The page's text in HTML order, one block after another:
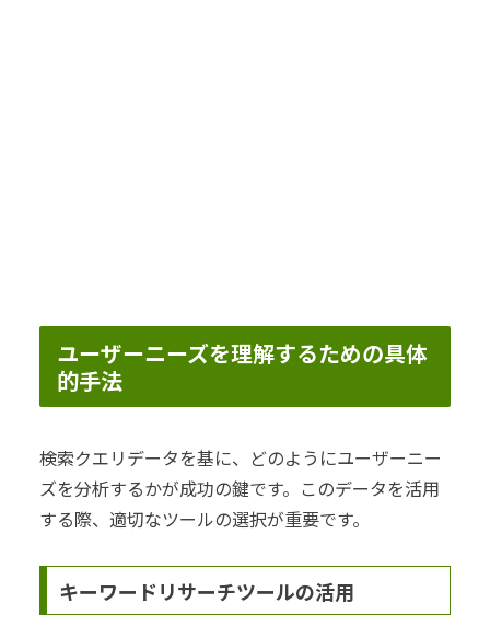
ユーザーニーズを理解するための具体
的手法
検索クエリデータを基に、どのようにユーザーニー
ズを分析するかが成功の鍵です。このデータを活用
する際、適切なツールの選択が重要です。
キーワードリサーチツールの活用